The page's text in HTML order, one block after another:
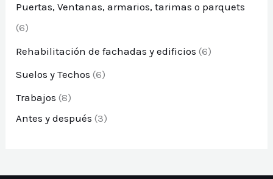
Puertas, Ventanas, armarios, tarimas o parquets
(6)
Rehabilitación de fachadas y edificios (6)
Suelos y Techos (6)
Trabajos (8)
Antes y después (3)